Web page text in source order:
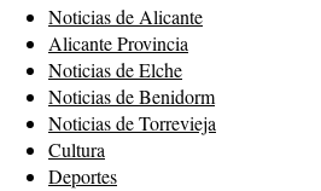
Noticias de Alicante
Alicante Provincia
Noticias de Elche
Noticias de Benidorm
Noticias de Torrevieja
Cultura
Deportes